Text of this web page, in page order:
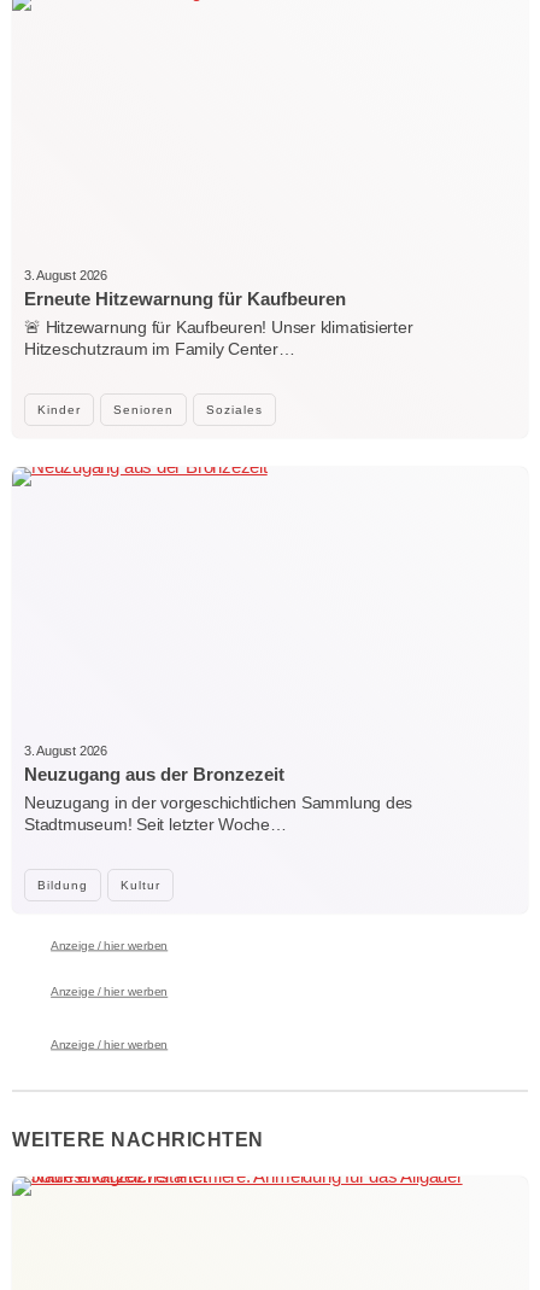
Kinder Senioren Soziales
3. August 2026
Erneute Hitzewarnung für Kaufbeuren
🚨 Hitzewarnung für Kaufbeuren! Unser klimatisierter
Hitzeschutzraum im Family Center…
Bildung Kultur
3. August 2026
Neuzugang aus der Bronzezeit
Neuzugang in der vorgeschichtlichen Sammlung des
Stadtmuseum! Seit letzter Woche…
Anzeige / hier werben
Anzeige / hier werben
Anzeige / hier werben
WEITERE NACHRICHTEN